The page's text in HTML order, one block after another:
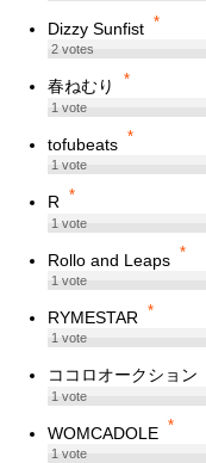
Dizzy Sunfist *
2votes
春ねむり *
1vote
tofubeats *
1vote
R *
1vote
Rollo and Leaps *
1vote
RYMESTAR *
1vote
ココロオークション
1vote
WOMCADOLE *
1vote